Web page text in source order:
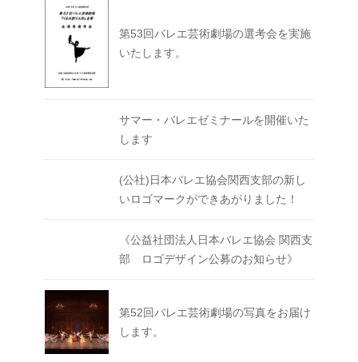
第53回バレエ芸術劇場の選考会を実施
いたします。
サマー・バレエゼミナールを開催いた
します
(公社)日本バレエ協会関西支部の新し
いロゴマークができあがりました！
《公益社団法人日本バレエ協会 関西支
部 ロゴデザイン公募のお知らせ》
第52回バレエ芸術劇場の写真をお届け
します。